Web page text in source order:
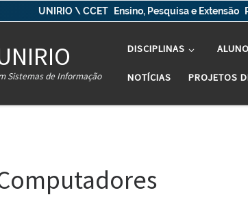
UNIRIO \ CCET Ensino, Pesquisa e Extensão
Sistemas de Informação
DISCIPLINAS
NOTÍCIAS PROJETOS